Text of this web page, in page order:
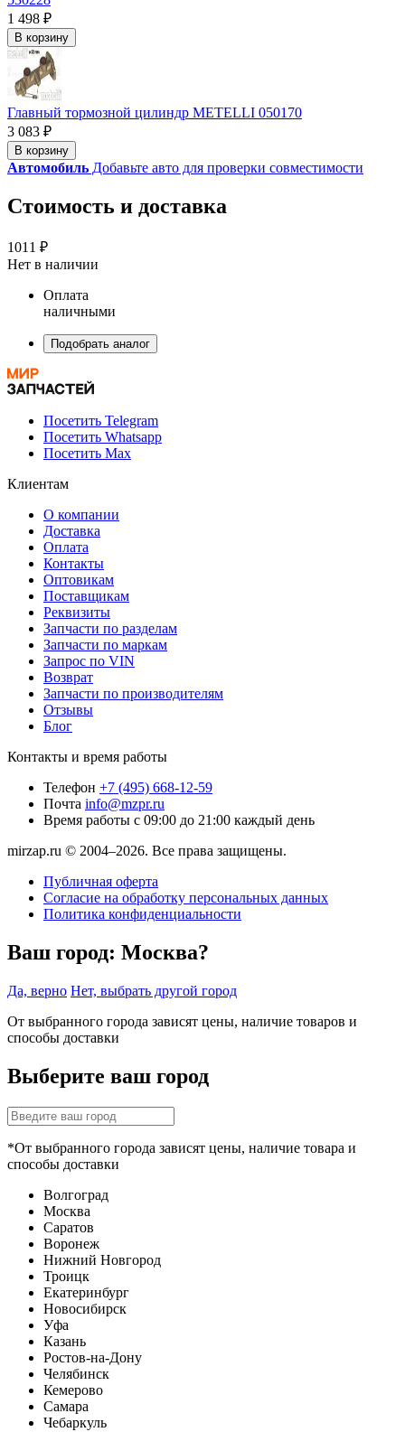
1 498 ₽
В корзину
Главный тормозной цилиндр METELLI 050170
3 083 ₽
В корзину
Автомобиль Добавьте авто для проверки совместимости
Стоимость и доставка
1011 ₽
Нет в наличии
Оплата
наличными
Подобрать аналог
Посетить Telegram
Посетить Whatsapp
Посетить Max
Клиентам
О компании
Доставка
Оплата
Контакты
Оптовикам
Поставщикам
Реквизиты
Запчасти по разделам
Запчасти по маркам
Запрос по VIN
Возврат
Запчасти по производителям
Отзывы
Блог
Контакты и время работы
Телефон +7 (495) 668-12-59
Почта info@mzpr.ru
Время работы с 09:00 до 21:00 каждый день
mirzap.ru © 2004–2026. Все права защищены.
Публичная оферта
Согласие на обработку персональных данных
Политика конфиденциальности
Ваш город: Москва?
Да, верно Нет, выбрать другой город
От выбранного города зависят цены, наличие товаров и
способы доставки
Выберите ваш город
*От выбранного города зависят цены, наличие товара и
способы доставки
Волгоград
Москва
Саратов
Воронеж
Нижний Новгород
Троицк
Екатеринбург
Новосибирск
Уфа
Казань
Ростов-на-Дону
Челябинск
Кемерово
Самара
Чебаркуль